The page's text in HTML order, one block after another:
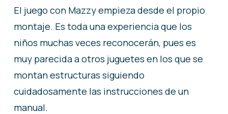
El juego con Mazzy empieza desde el propio
montaje. Es toda una experiencia que los
niños muchas veces reconocerán, pues es
muy parecida a otros juguetes en los que se
montan estructuras siguiendo
cuidadosamente las instrucciones de un
manual.